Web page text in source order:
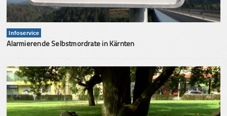
Infoservice
Alarmierende Selbstmordrate in Kärnten